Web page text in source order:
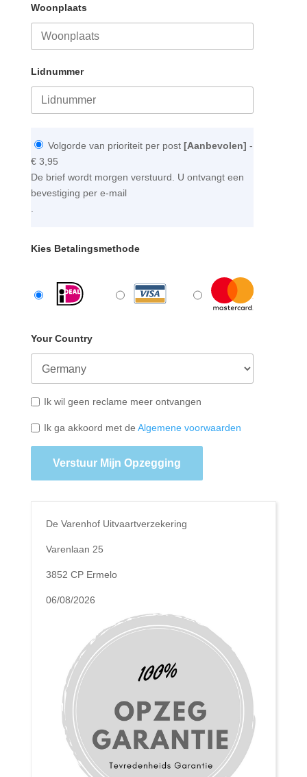
Woonplaats
Lidnummer
Volgorde van prioriteit per post [Aanbevolen] -
€ 3,95
De brief wordt morgen verstuurd. U ontvangt een
bevestiging per e-mail
.
Kies Betalingsmethode
Your Country
Ik wil geen reclame meer ontvangen
Ik ga akkoord met de Algemene voorwaarden
Verstuur Mijn Opzegging
De Varenhof Uitvaartverzekering
Varenlaan 25
3852 CP Ermelo
06/08/2026